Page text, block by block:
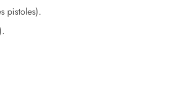
pistoles).